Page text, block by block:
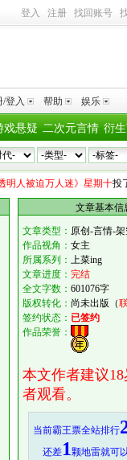
登入 注册 找回账号
/登入 帮助 娱乐
衍
二次元言情
戏悬疑
迫万人迷》星期十投了1个
文章基本信
文章类型： 原创-言情-
作品视角： 女主
所属系列： 上菜ing
文章进度： 完结
全文字数： 601076字
版权转化： 尚未出版（
签约状态： 已签约
作品荣誉：
本文作者建议
者观看。
当前霸王票全站排行
还差1颗地雷就可